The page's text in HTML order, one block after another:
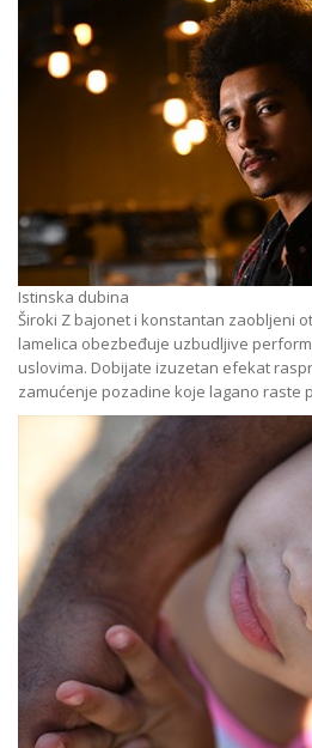
Istinska dubina
Široki Z bajonet i konstantan zaobljeni
lamelica obezbeđuje uzbudljive
uslovima. Dobijate izuzetan efekat
zamućenje pozadine koje lagano raste